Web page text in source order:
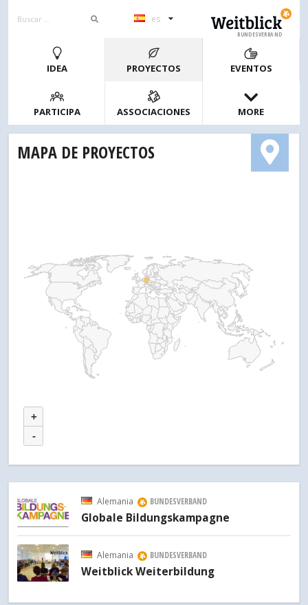
es
BUNDESVERBAND
IDEA PROYECTOS EVENTOS
PARTICIPA ASSOCIACIONES MORE
MAPA DE PROYECTOS
+
-
Alemania BUNDESVERBAND
Globale Bildungskampagne
Alemania BUNDESVERBAND
Weitblick Weiterbildung